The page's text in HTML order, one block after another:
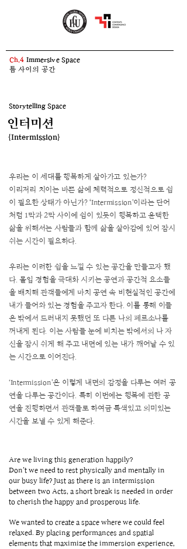
Ch.4 Immersive Space
​틈 사이의 공간
Storytelling Space
​인터미션
{Intermission}
우리는 이 세대를 행복하게 살아가고 있는가?
이리저리 치이는 바쁜 삶에 체력적으로 정신적으로 쉼
이 필요한 상태가 아닌가? ‘Intermission’이라는 단어
처럼 1막과 2막 사이에 쉼이 있듯이 행복하고 윤택한
삶을 위해서는 사람들과 함께 삶을 살아감에 있어 잠시
쉬는 시간이 필요하다.
우리는 이러한 쉼을 느낄 수 있는 공간을 만들고자 했
다. 몰입 경험을 극대화 시키는 공연과 공간적 요소들
을 배치해 관객들에게 마치 공연 속 비현실적인 공간에
내가 들어와 있는 경험을 주고자 한다. 이를 통해 이들
은 밖에서 드러내지 못했던 또 다른 나의 페르소나를
꺼내게 된다. 이는 사람들 눈에 비치는 밖에서의 나 자
신을 잠시 쉬게 해 주고 내면에 있는 내가 깨어날 수 있
는 시간으로 이어진다.
‘Intermission’은 이렇게 내면의 감정을 다루는 여러 공
연을 다루는 공간이다. 특히 이번에는 행복에 관한 공
연을 진행하면서 관객들로 하여금 특색있고 의미있는
시간을 보낼 수 있게 해준다.
Are we living this generation happily?
Don’t we need to rest physically and mentally in
our busy life? Just as there is an intermission
between two Acts, a short break is needed in order
to cherish the happy and prosperous life.
We wanted to create a space where we could feel
relaxed. By placing performances and spatial
elements that maximize the immersion experience,